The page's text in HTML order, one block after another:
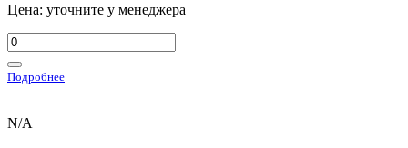
Цена: уточните у менеджера
Подробнее
N/A